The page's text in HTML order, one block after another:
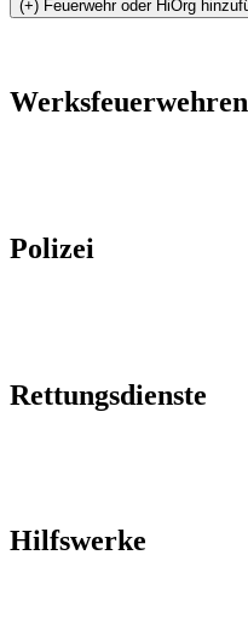
Werksfeuerwehren
Polizei
Rettungsdienste
Hilfswerke